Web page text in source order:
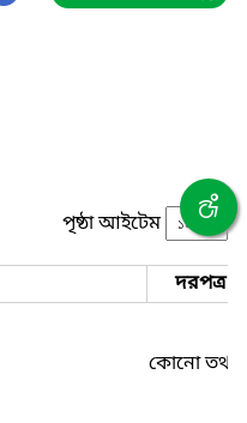
পৃষ্ঠা আইটেম
দরপত্র
কোনো তথ্য